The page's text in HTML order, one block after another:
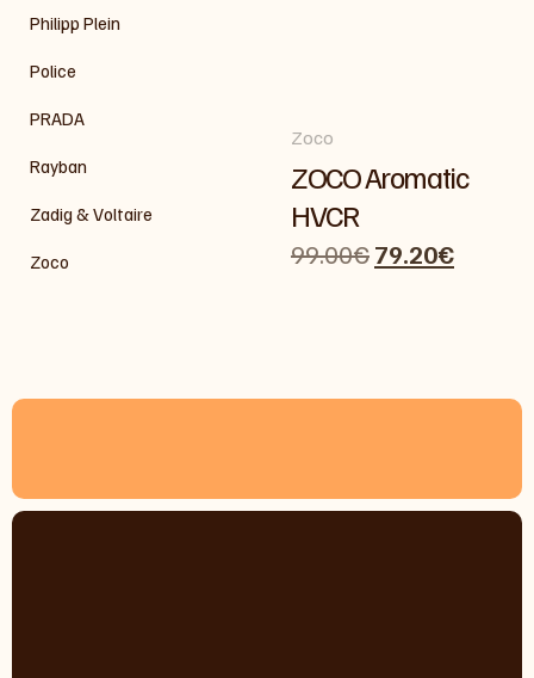
Philipp Plein
Police
PRADA
Rayban
Zadig & Voltaire
Zoco
Zoco
ZOCO Aromatic
HVCR
99.00€79.20€